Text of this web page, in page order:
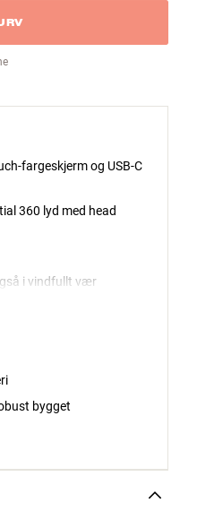
fargeskjerm og USB-C
360 lyd med head
i vindfullt vær
bygget